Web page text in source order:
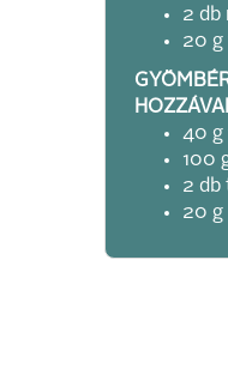
2 db
20 g
40 g
100
2 db
20 g